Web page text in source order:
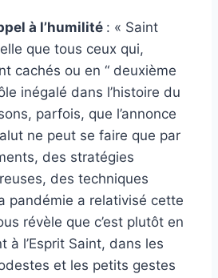
à l’humilité : « Saint
que tous ceux qui,
cachés ou en “ deuxième
inégalé dans l’histoire du
parfois, que l’annonce
ne peut se faire que par
des stratégies
des techniques
pandémie a relativisé cette
révèle que c’est plutôt en
à l’Esprit Saint, dans les
et les petits gestes